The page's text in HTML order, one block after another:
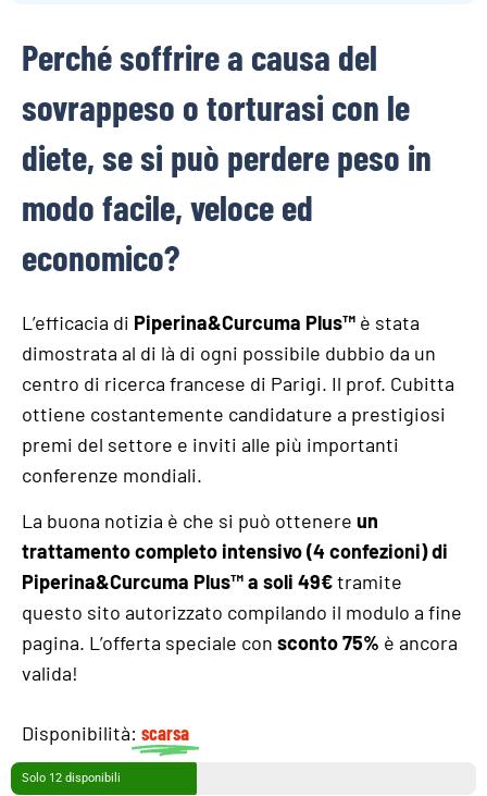
Perché soffrire a causa del
sovrappeso o torturasi con le
diete, se si può perdere peso in
modo facile, veloce ed
economico?
L’efficacia di Piperina&Curcuma Plus™ è stata
dimostrata al di là di ogni possibile dubbio da un
centro di ricerca francese di Parigi. Il prof. Cubitta
ottiene costantemente candidature a prestigiosi
premi del settore e inviti alle più importanti
conferenze mondiali.
La buona notizia è che si può ottenere un
trattamento completo intensivo (4 confezioni) di
Piperina&Curcuma Plus™ a soli 49€tramite
questo sito autorizzato compilando il modulo a fine
pagina. L’offerta speciale con sconto 75% è ancora
valida!
Disponibilità: scarsa
Solo 12 disponibili